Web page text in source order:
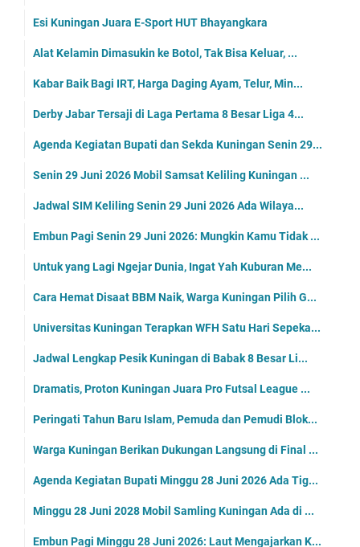
Esi Kuningan Juara E-Sport HUT Bhayangkara
Alat Kelamin Dimasukin ke Botol, Tak Bisa Keluar, ...
Kabar Baik Bagi IRT, Harga Daging Ayam, Telur, Min...
Derby Jabar Tersaji di Laga Pertama 8 Besar Liga 4...
Agenda Kegiatan Bupati dan Sekda Kuningan Senin 29...
Senin 29 Juni 2026 Mobil Samsat Keliling Kuningan ...
Jadwal SIM Keliling Senin 29 Juni 2026 Ada Wilaya...
Embun Pagi Senin 29 Juni 2026: Mungkin Kamu Tidak ...
Untuk yang Lagi Ngejar Dunia, Ingat Yah Kuburan Me...
Cara Hemat Disaat BBM Naik, Warga Kuningan Pilih G...
Universitas Kuningan Terapkan WFH Satu Hari Sepeka...
Jadwal Lengkap Pesik Kuningan di Babak 8 Besar Li...
Dramatis, Proton Kuningan Juara Pro Futsal League ...
Peringati Tahun Baru Islam, Pemuda dan Pemudi Blok...
Warga Kuningan Berikan Dukungan Langsung di Final ...
Agenda Kegiatan Bupati Minggu 28 Juni 2026 Ada Tig...
Minggu 28 Juni 2028 Mobil Samling Kuningan Ada di ...
Embun Pagi Minggu 28 Juni 2026: Laut Mengajarkan K...